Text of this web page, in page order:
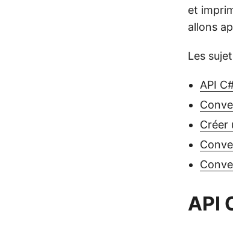
et
allons
Les
API
Créer
API